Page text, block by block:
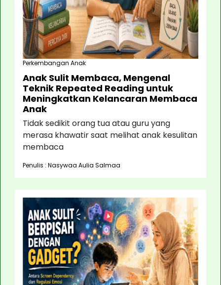
Perkembangan Anak
Anak Sulit Membaca, Mengenal
Teknik Repeated Reading untuk
Meningkatkan Kelancaran Membaca
Anak
Tidak sedikit orang tua atau guru yang
merasa khawatir saat melihat anak kesulitan
membaca
Penulis : Nasywaa Aulia Salmaa